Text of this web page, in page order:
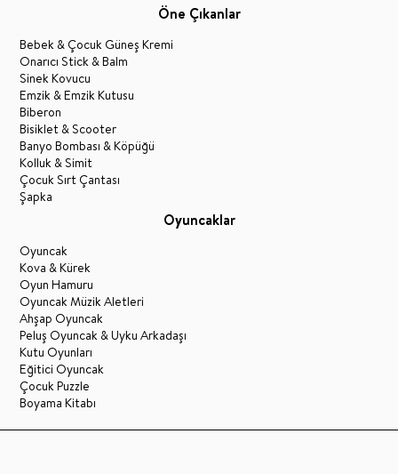
Öne Çıkanlar
Bebek & Çocuk Güneş Kremi
Onarıcı Stick & Balm
Sinek Kovucu
Emzik & Emzik Kutusu
Biberon
Bisiklet & Scooter
Banyo Bombası & Köpüğü
Kolluk & Simit
Çocuk Sırt Çantası
Şapka
Oyuncaklar
Oyuncak
Kova & Kürek
Oyun Hamuru
Oyuncak Müzik Aletleri
Ahşap Oyuncak
Peluş Oyuncak & Uyku Arkadaşı
Kutu Oyunları
Eğitici Oyuncak
Çocuk Puzzle
Boyama Kitabı